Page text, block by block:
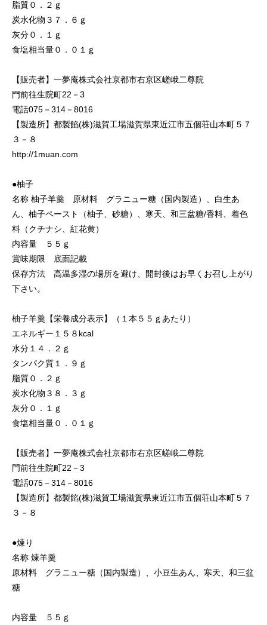
脂質０．２ｇ
炭水化物３７．６ｇ
灰分０．１ｇ
食塩相当量０．０１ｇ
【販売者】一夢庵株式会社京都市右京区嵯峨二尊院
門前往生院町22－3
電話075－314－8016
【製造所】都製餡(株)滋賀工場滋賀県東近江市五個荘山本町５７
３－８
http://1muan.com
●柚子
名称 柚子羊羹 原材料 グラニュー糖（国内製造）、白生あ
ん、柚子ペースト（柚子、砂糖）、寒天、和三盆糖/香料、着色
料（クチナシ、紅花黄）
内容量 ５５ｇ
賞味期限 底面記載
保存方法 高温多湿の場所を避け、開封後はお早くお召し上がり
下さい。
柚子羊羹【栄養成分表示】（１本５５ｇあたり）
エネルギー１５８kcal
水分１４．２ｇ
タンパク質１．９ｇ
脂質０．２ｇ
炭水化物３８．３ｇ
灰分０．１ｇ
食塩相当量０．０１ｇ
【販売者】一夢庵株式会社京都市右京区嵯峨二尊院
門前往生院町22－3
電話075－314－8016
【製造所】都製餡(株)滋賀工場滋賀県東近江市五個荘山本町５７
３－８
●煉り
名称 煉羊羹
原材料 グラニュー糖（国内製造）、小豆生あん、寒天、和三盆
糖
内容量 ５５ｇ